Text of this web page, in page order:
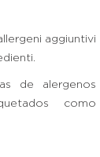
aggiuntivi
de alergenos
como